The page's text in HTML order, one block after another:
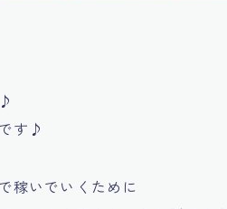
す♪
稼いでいくために